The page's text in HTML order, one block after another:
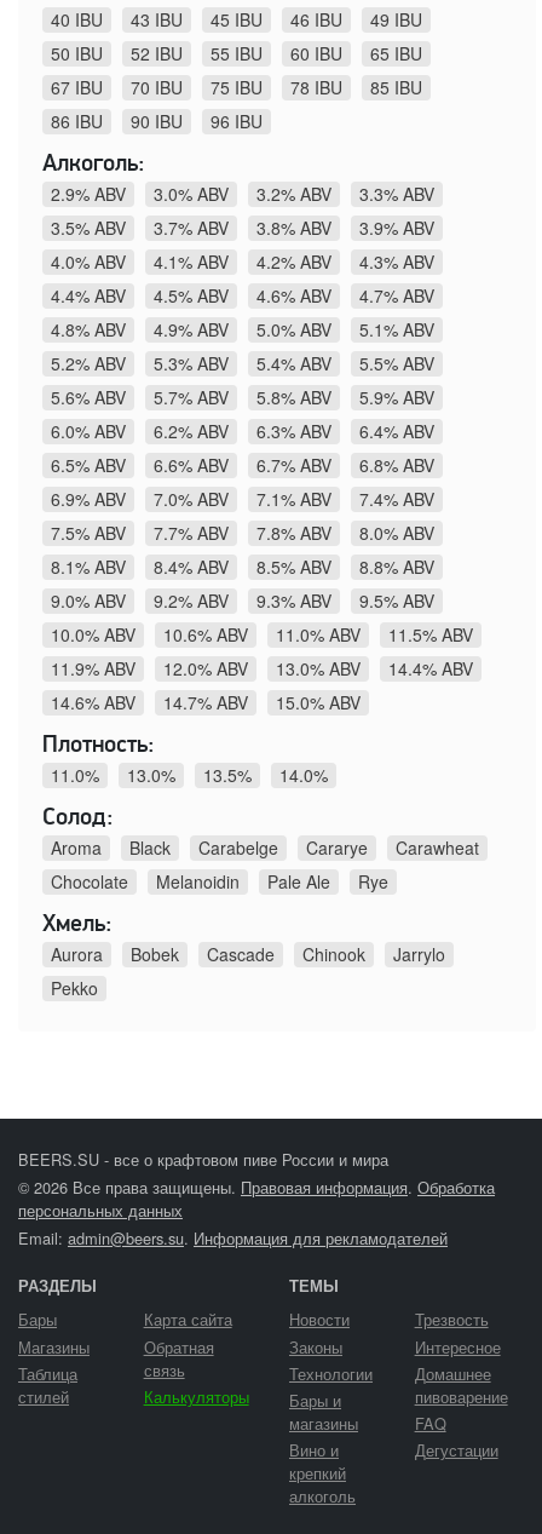
40 IBU
43 IBU 45 IBU 46 IBU
49 IBU
50 IBU
52 IBU 55 IBU 60 IBU
65 IBU
67 IBU
70 IBU 75 IBU 78 IBU
85 IBU
86 IBU
90 IBU
96 IBU
Алкоголь:
2.9% ABV
3.0% ABV 3.2% ABV
3.3% ABV
3.5% ABV
3.7% ABV 3.8% ABV
3.9% ABV
4.0% ABV
4.1% ABV 4.2% ABV
4.3% ABV
4.4% ABV
4.5% ABV 4.6% ABV
4.7% ABV
4.8% ABV
4.9% ABV 5.0% ABV
5.1% ABV
5.2% ABV
5.3% ABV 5.4% ABV
5.5% ABV
5.6% ABV
5.7% ABV 5.8% ABV
5.9% ABV
6.0% ABV
6.2% ABV 6.3% ABV
6.4% ABV
6.5% ABV
6.6% ABV 6.7% ABV
6.8% ABV
6.9% ABV
7.0% ABV 7.1% ABV
7.4% ABV
7.5% ABV
7.7% ABV 7.8% ABV
8.0% ABV
8.1% ABV
8.4% ABV 8.5% ABV
8.8% ABV
9.0% ABV
9.2% ABV 9.3% ABV
9.5% ABV
10.0% ABV
10.6% ABV 11.0% ABV
11.5% ABV
11.9% ABV
12.0% ABV 13.0% ABV
14.4% ABV
14.6% ABV
14.7% ABV
15.0% ABV
Плотность:
11.0%
13.0% 13.5%
14.0%
Солод:
Aroma
Black Carabelge Cararye
Carawheat
Chocolate
Melanoidin Pale Ale
Rye
Хмель:
Aurora
Bobek Cascade Chinook
Jarrylo
Pekko
BEERS.SU - все о крафтовом пиве России и мира
© 2026 Все права защищены. Правовая информация. Обработка
персональных данных
Email: admin@beers.su. Информация для рекламодателей
РАЗДЕЛЫ
Бары
Магазины
Таблица
стилей
Карта сайта
Обратная
связь
Калькуляторы
ТЕМЫ
Новости
Законы
Технологии
Бары и
магазины
Вино и
крепкий
алкоголь
Трезвость
Интересное
Домашнее
пивоварение
FAQ
Дегустации